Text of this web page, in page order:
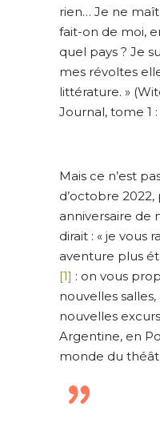
rien… Je ne
fait-on de moi,
quel pays ? Je
mes révoltes
littérature. »
Journal, tome 1 :
Mais ce n’est
d’octobre 2022,
anniversaire de
dirait : « je vous
aventure plus
[1] : on vous
nouvelles
nouvelles
Argentine, en
monde du